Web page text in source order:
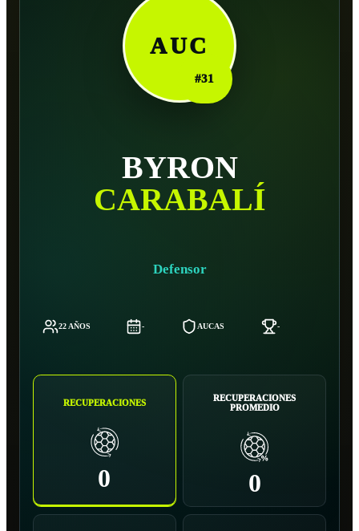
AUC
#31
BYRON
CARABALÍ
Defensor
22 AÑOS - AUCAS -
RECUPERACIONES
0
RECUPERACIONES
PROMEDIO
0